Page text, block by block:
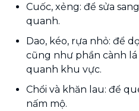
Cuốc, xẻng: để sửa
quanh.
Dao, kéo, rựa nhỏ: để
cũng như phần cành lá
quanh khu vực.
Chổi và khăn lau: để
nấm mộ.